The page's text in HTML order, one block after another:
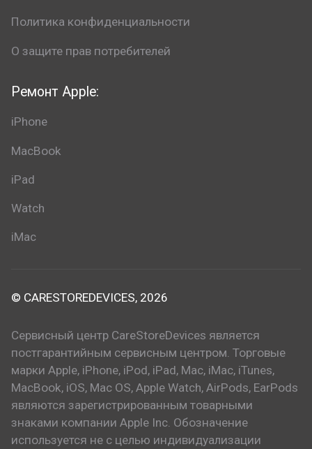
Ремонт Apple:
iPhone
MacBook
iPad
Watch
iMac
Политика конфиденциальности
О защите прав потребителей
© CARESTOREDEVICES, 2026
Сервисный центр CareStoreDevices является
постгарантийным сервисным центром. Торговые
марки Apple, iPhone, iPod, iPad, Mac, iMac, iTunes,
MacBook, iOS, Mac OS, Apple Watch, AirPods, EarPods
являются зарегистрированным товарными
знаками компании Apple Inc. Обозначение
используется не с целью индивидуализации